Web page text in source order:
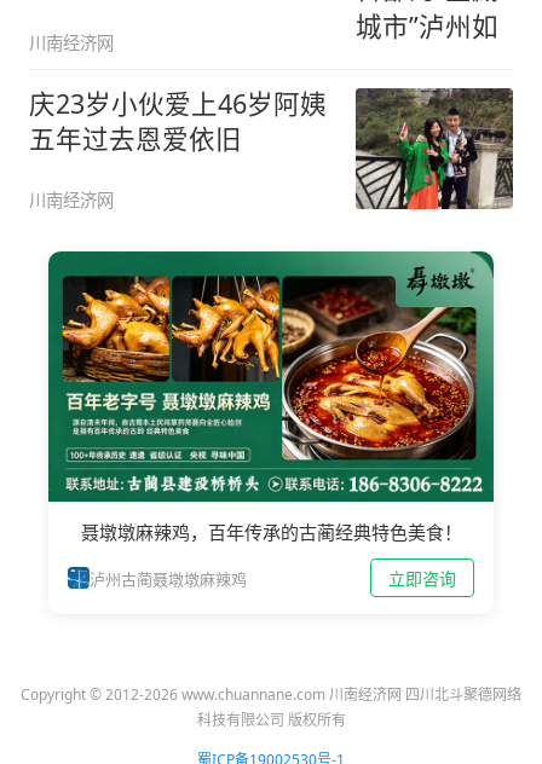
川南经济网
庆23岁小伙爱上46岁阿姨
五年过去恩爱依旧
川南经济网
聂墩墩麻辣鸡，百年传承的古蔺经典特色美食！
泸州古蔺聂墩墩麻辣鸡 立即咨询
Copyright © 2012-2026 www.chuannane.com 川南经济网 四川北斗聚德网络
科技有限公司 版权所有